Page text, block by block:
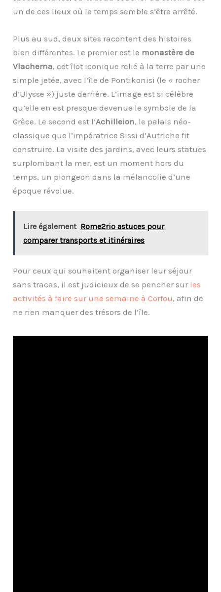
un de ces lieux où le temps semble s’être arrêté.
Plus au sud, deux sites racontent des histoires
bien différentes. Le premier est le monastère de
Vlacherna, cet îlot iconique relié à la terre par une
simple jetée, avec l’île de Pontikonisi (le « rocher
d’Ulysse ») juste derrière. L’image est si célèbre
qu’elle en est presque devenue le symbole de la
Grèce. Le second est l’Achilleion, le palais néo-
classique que l’impératrice Sissi d’Autriche fit
construire. La visite des jardins, avec leurs statues
surplombant la mer, est un moment hors du
temps, un plongeon dans la mélancolie d’une
époque révolue.
Lire également Rome2rio astuces pour
comparer transports et itinéraires
Pour ceux qui souhaitent organiser leur séjour
sans tracas, il est judicieux de se pencher sur les
activités à faire sur une semaine à Corfou, afin de
ne rien manquer des trésors de l’île.